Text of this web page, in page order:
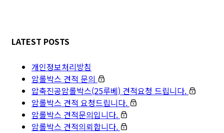
LATEST POSTS
개인정보처리방침
암롤박스 견적 문의
압축진공암롤박스(25루베) 견적요청 드립니다.
암롤박스 견적 요청드립니다.
암롤박스 견적문의입니다.
암롤박스 견적의뢰합니다.